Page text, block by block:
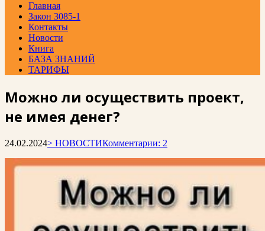
Главная
Закон 3085-1
Контакты
Новости
Книга
БАЗА ЗНАНИЙ
ТАРИФЫ
Можно ли осуществить проект,
не имея денег?
24.02.2024> НОВОСТИКомментарии: 2